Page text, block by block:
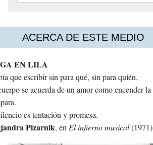
ACERCA DE ESTE MEDIO
EN LILA
que escribir sin para qué, sin para quién.
se acuerda de un amor como encender la
es tentación y promesa.
Pizarnik, enEl infierno musical(1971)